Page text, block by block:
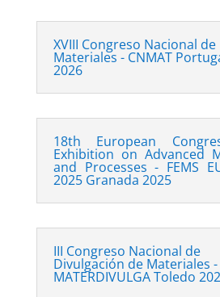
XVIII Congreso Nacional de
Materiales - CNMAT
2026
18th European
Exhibition on Advanced
and Processes - FEMS
2025 Granada 2025
III Congreso Nacional de
Divulgación de Materiales -
MATERDIVULGA Toledo